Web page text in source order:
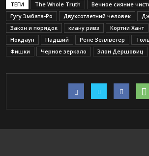
ТЕГИ The Whole Truth
Вечное сияние
Гугу Эмбата-Ро
Двухсотлетний человек
Закон и порядок
киану ривз Кортни Хант
Нокдаун
Падший Рене Зеллвегер
Фишки
Черное зеркало Элон Дершовиц